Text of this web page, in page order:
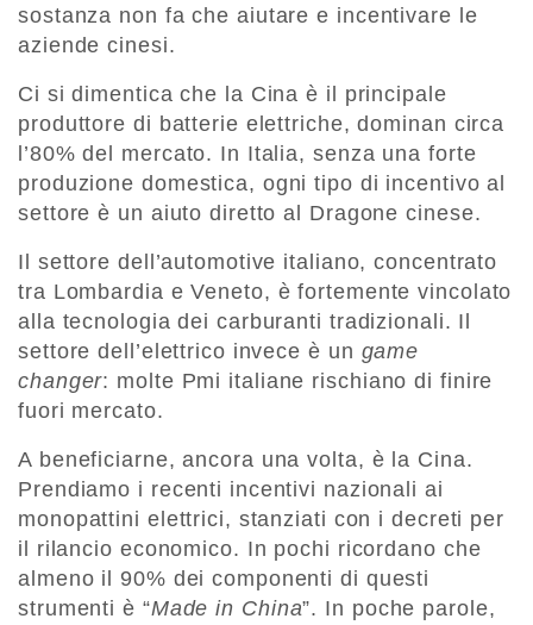
sostanza non fa che aiutare e incentivare le
aziende cinesi.
Ci si dimentica che la Cina è il principale
produttore di batterie elettriche, dominan circa
l’80% del mercato. In Italia, senza una forte
produzione domestica, ogni tipo di incentivo al
settore è un aiuto diretto al Dragone cinese.
Il settore dell’automotive italiano, concentrato
tra Lombardia e Veneto, è fortemente vincolato
alla tecnologia dei carburanti tradizionali. Il
settore dell’elettrico invece è un game
changer: molte Pmi italiane rischiano di finire
fuori mercato.
A beneficiarne, ancora una volta, è la Cina.
Prendiamo i recenti incentivi nazionali ai
monopattini elettrici, stanziati con i decreti per
il rilancio economico. In pochi ricordano che
almeno il 90% dei componenti di questi
strumenti è “Made in China”. In poche parole,